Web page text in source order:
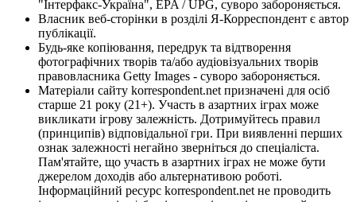
"Інтерфакс-Україна", EPA / UPG, суворо забороняється.
Власник веб-сторінки в розділі Я-Корреспондент є автор
публікації.
Будь-яке копіювання, передрук та відтворення
фотографічних творів та/або аудіовізуальних творів
правовласника Getty Images - суворо забороняється.
Матеріали сайту korrespondent.net призначені для осіб
старше 21 року (21+). Участь в азартних іграх може
викликати ігрову залежність. Дотримуйтесь правил
(принципів) відповідальної гри. При виявленні перших
ознак залежності негайно зверніться до спеціаліста.
Пам'ятайте, що участь в азартних іграх не може бути
джерелом доходів або альтернативою роботі.
Інформаційний ресурс korrespondent.net не проводить